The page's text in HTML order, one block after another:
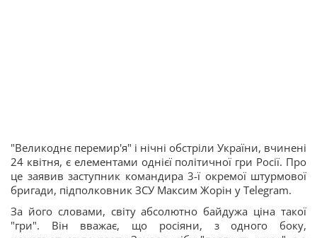
"Великоднє перемир'я" і нічні обстріли України, вчинені
24 квітня, є елементами однієї політичної гри Росії. Про
це заявив заступник командира 3-ї окремої штурмової
бригади, підполковник ЗСУ Максим Жорін у Telegram.
За його словами, світу абсолютно байдужа ціна такої
"гри". Він вважає, що росіяни, з одного боку,